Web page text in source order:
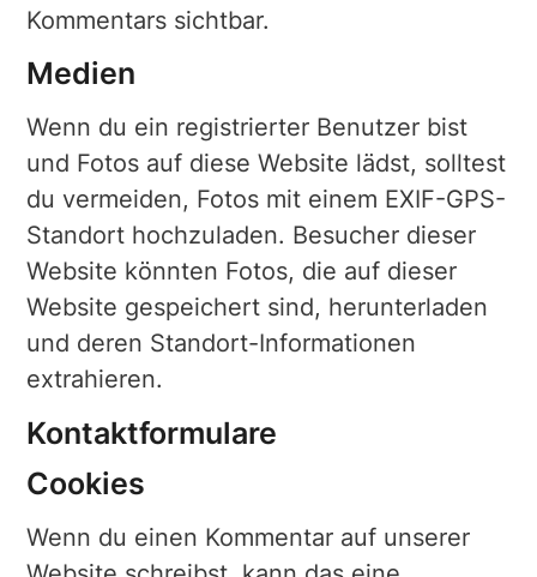
Kommentars sichtbar.
Medien
Wenn du ein registrierter Benutzer bist
und Fotos auf diese Website lädst, solltest
du vermeiden, Fotos mit einem EXIF-GPS-
Standort hochzuladen. Besucher dieser
Website könnten Fotos, die auf dieser
Website gespeichert sind, herunterladen
und deren Standort-Informationen
extrahieren.
Kontaktformulare
Cookies
Wenn du einen Kommentar auf unserer